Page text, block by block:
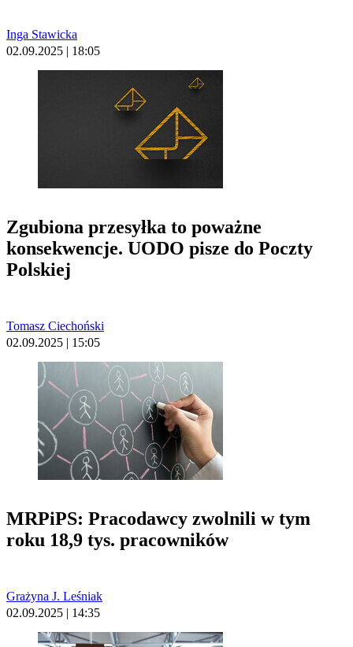
Inga Stawicka
02.09.2025 | 18:05
Zgubiona przesyłka to poważne
konsekwencje. UODO pisze do Poczty
Polskiej
Tomasz Ciechoński
02.09.2025 | 15:05
MRPiPS: Pracodawcy zwolnili w tym
roku 18,9 tys. pracowników
Grażyna J. Leśniak
02.09.2025 | 14:35